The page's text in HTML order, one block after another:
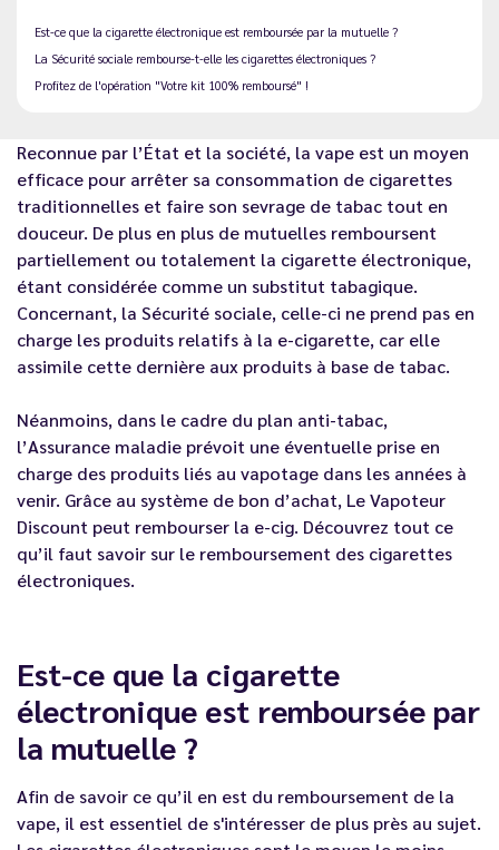
Est-ce que la cigarette électronique est remboursée par la mutuelle ?
La Sécurité sociale rembourse-t-elle les cigarettes électroniques ?
Profitez de l'opération "Votre kit 100% remboursé" !
Reconnue par l’État et la société, la vape est un moyen
efficace pour arrêter sa consommation de cigarettes
traditionnelles et faire son sevrage de tabac tout en
douceur. De plus en plus de mutuelles remboursent
partiellement ou totalement la cigarette électronique,
étant considérée comme un substitut tabagique.
Concernant, la Sécurité sociale, celle-ci ne prend pas en
charge les produits relatifs à la e-cigarette, car elle
assimile cette dernière aux produits à base de tabac.
Néanmoins, dans le cadre du plan anti-tabac,
l’Assurance maladie prévoit une éventuelle prise en
charge des produits liés au vapotage dans les années à
venir. Grâce au système de bon d’achat, Le Vapoteur
Discount peut rembourser la e-cig. Découvrez tout ce
qu’il faut savoir sur le remboursement des cigarettes
électroniques.
Est-ce que la cigarette
électronique est remboursée par
la mutuelle ?
Afin de savoir ce qu’il en est du remboursement de la
vape, il est essentiel de s'intéresser de plus près au sujet.